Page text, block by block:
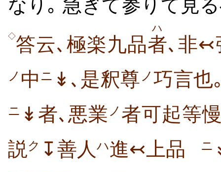
なり｡ 急 ぎて参 りて 見
◇答云､極楽九品者
ハ
､非↢
ノ 中 ニ ↡､是釈尊 ノ 巧言也
ニ ↡者､悪業 ノ 者可起等
説ク ↧善人 ハ進↢上品 ニ